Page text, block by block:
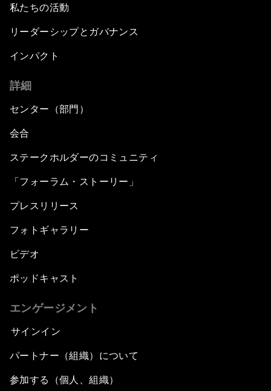
The Village of the Future
Rethinking Agriculture
Tackling Climate Change
Realizing Africa as One Market
Managing Migration
Issue Briefing: What Does the Fourth Industrial
Revolution Mean to Africa?
Africa’s Pathways to Transformation
私たちの活動
リーダーシップとガバナンス
インパクト
詳細
センター（部門）
会合
ステークホルダーのコミュニティ
「フォーラム・ストーリー」
プレスリリース
フォトギャラリー
ビデオ
ポッドキャスト
エンゲージメント
サインイン
パートナー（組織）について
参加する（個人、組織）